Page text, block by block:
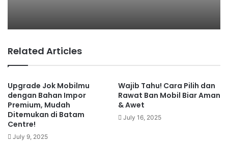
6. Mengurus Izin Lokasi/Lingkungan (Jika Relevan)
7. Mengurus Izin Sektoral Tambahan
Estimasi Biaya Mengurus Surat Izin Usaha
Kendala Umum dalam Mengurus Izin Usaha
Tips Praktis Agar Proses Izin Usaha Lancar
Manfaat Jangka Panjang Memiliki Izin Usaha
Kesimpulan
Related Articles
Upgrade Jok Mobilmu
dengan Bahan Impor
Premium, Mudah
Ditemukan di Batam
Centre!
July 9, 2025
Wajib Tahu! Cara Pilih dan
Rawat Ban Mobil Biar Aman
& Awet
July 16, 2025